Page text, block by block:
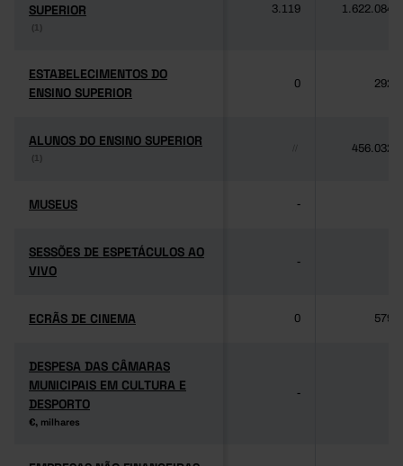
SUPERIOR
(1)
SUPERIOR
(1)
3.119 1.622.084
ESTABELECIMENTOS DO
ENSINO SUPERIOR
ESTABELECIMENTOS DO
ENSINO SUPERIOR
0 292
ALUNOS DO ENSINO SUPERIOR
(1)
ALUNOS DO ENSINO SUPERIOR
(1)
456.032
MUSEUS
MUSEUS -
SESSÕES DE ESPETÁCULOS AO
VIVO
SESSÕES DE ESPETÁCULOS AO
VIVO
-
ECRÃS DE CINEMA
ECRÃS DE CINEMA 0 579
DESPESA DAS CÂMARAS
MUNICIPAIS EM CULTURA E
DESPORTO
€, milhares
DESPESA DAS CÂMARAS
MUNICIPAIS EM CULTURA E
DESPORTO
€, milhares
-